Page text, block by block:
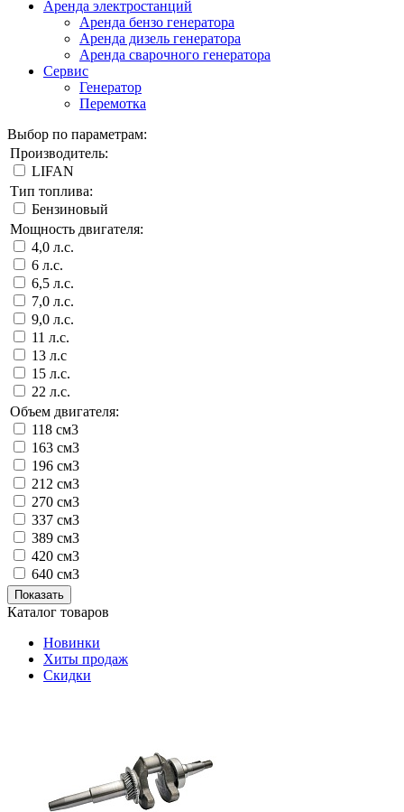
Аренда электростанций
Аренда бензо генератора
Аренда дизель генератора
Аренда сварочного генератора
Сервис
Генератор
Перемотка
Выбор по параметрам:
Производитель:
LIFAN
Тип топлива:
Бензиновый
Мощность двигателя:
4,0 л.с.
6 л.с.
6,5 л.с.
7,0 л.с.
9,0 л.с.
11 л.с.
13 л.с
15 л.с.
22 л.с.
Объем двигателя:
118 см3
163 см3
196 см3
212 см3
270 см3
337 см3
389 см3
420 см3
640 см3
Показать
Каталог товаров
Новинки
Хиты продаж
Скидки